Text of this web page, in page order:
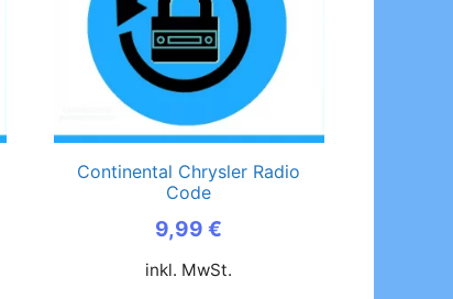
Continental Chrysler Radio
Code
9,99€
inkl. MwSt.